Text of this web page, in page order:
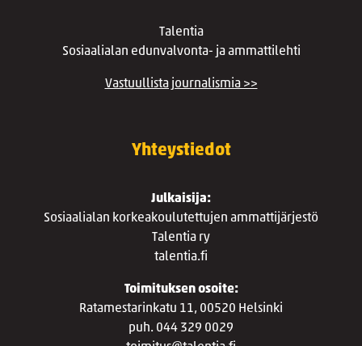
Talentia
Sosiaalialan edunvalvonta- ja ammattilehti
Vastuullista journalismia >>
Yhteystiedot
Julkaisija:
Sosiaalialan korkeakoulutettujen ammattijärjestö
Talentia ry
talentia.fi
Toimituksen osoite:
Ratamestarinkatu 11, 00520 Helsinki
puh. 044 329 0029